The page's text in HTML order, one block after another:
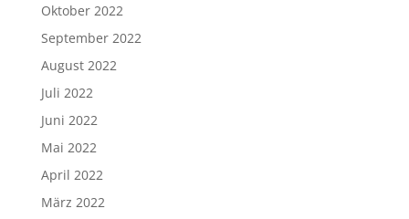
Oktober 2022
September 2022
August 2022
Juli 2022
Juni 2022
Mai 2022
April 2022
März 2022